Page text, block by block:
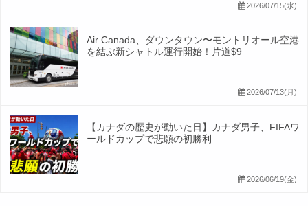
2026/07/15(水)
Air Canada、ダウンタウン〜モントリオール空港
を結ぶ新シャトル運行開始！片道$9
2026/07/13(月)
【カナダの歴史が動いた日】カナダ男子、FIFAワ
ールドカップで悲願の初勝利
2026/06/19(金)